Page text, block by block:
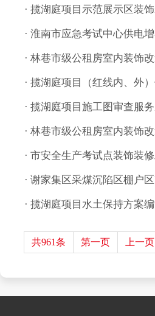
· 揽湖庭项目示范展示区装
· 淮南市应急考试中心供电
· 林巷市级公租房室内装饰
· 揽湖庭项目（红线内、外
· 揽湖庭项目施工图审查服
· 林巷市级公租房室内装饰
· 市安全生产考试点装饰装
· 谢家集区采煤沉陷区棚户
· 揽湖庭项目水土保持方案
共961条 第一页 上一页